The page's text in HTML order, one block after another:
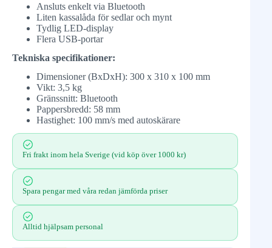
Ansluts enkelt via Bluetooth
Liten kassalåda för sedlar och mynt
Tydlig LED-display
Flera USB-portar
Tekniska specifikationer:
Dimensioner (BxDxH): 300 x 310 x 100 mm
Vikt: 3,5 kg
Gränssnitt: Bluetooth
Pappersbredd: 58 mm
Hastighet: 100 mm/s med autoskärare
Fri frakt inom hela Sverige (vid köp över 1000 kr)
Spara pengar med våra redan jämförda priser
Alltid hjälpsam personal